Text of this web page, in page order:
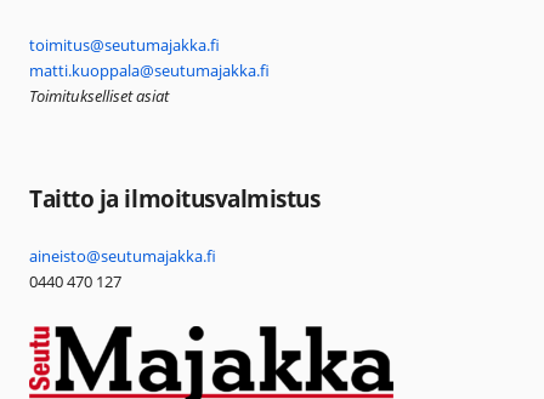
toimitus@seutumajakka.fi
matti.kuoppala@seutumajakka.fi
Toimitukselliset asiat
Taitto ja ilmoitusvalmistus
aineisto@seutumajakka.fi
0440 470 127